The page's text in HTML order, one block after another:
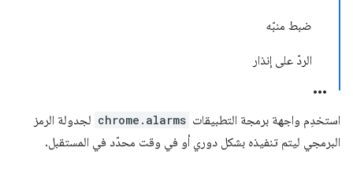
ضبط منبّه
الردّ على إنذار
استخدِم واجهة برمجة التطبيقات chrome.alarms لجدولة الرمز
البرمجي ليتم تنفيذه بشكل دوري أو في وقت محدّد في المستقبل.